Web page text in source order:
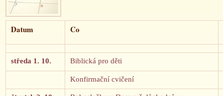
Datum Co
středa 1. 10. Biblická pro děti
Konfirmační cvičení